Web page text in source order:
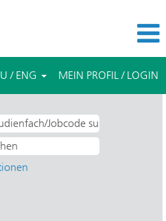
/ ENG MEIN PROFIL / LOGIN